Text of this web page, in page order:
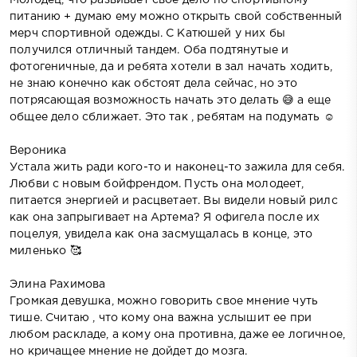
питанию + думаю ему можно открыть свой собственный
мерч спортивной одежды. С Катюшей у них бы
получился отличный тандем. Оба подтянутые и
фотогеничные, да и ребята хотели в зал начать ходить,
не знаю конечно как обстоят дела сейчас, но это
потрясающая возможность начать это делать 😅 а еще
общее дело сближает. Это так , ребятам на подумать ☺️
Вероника
Устала жить ради кого-то и наконец-то зажила для себя.
Любви с новым бойфрендом. Пусть она молодеет,
питается энергией и расцветает. Вы видели новый рилс
как она запрыгивает на Артема? Я офигела после их
поцелуя, увидела как она засмущалась в конце, это
миленько 🥰
Элина Рахимова
Громкая девушка, можно говорить свое мнение чуть
тише. Считаю , что кому она важна услышит ее при
любом раскладе, а кому она противна, даже ее логичное,
но кричащее мнение не дойдет до мозга.